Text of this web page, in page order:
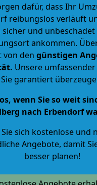
dafür, dass Ihr
reibungslos verläuft
sicher und
ankommen.
von den günstigen
. Unsere
Sie garantiert
wenn Sie so weit
nach Erbendorf
sich kostenlose und
Angebote, damit
besser planen!